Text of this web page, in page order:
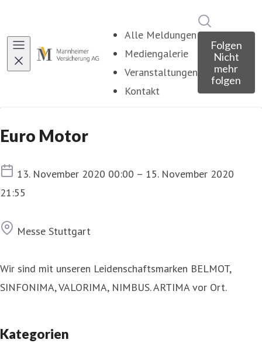
Alle Meldungen
Mediengalerie
Veranstaltungen
Kontakt
Folgen
Nicht
mehr
folgen
Euro Motor
Termin
13. November 2020 00:00 – 15. November 2020
21:55
Ort
Messe Stuttgart
Wir sind mit unseren Leidenschaftsmarken BELMOT,
SINFONIMA, VALORIMA, NIMBUS. ARTIMA vor Ort.
Kategorien